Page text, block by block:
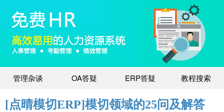
管理杂谈 OA答疑 ERP答疑 教程搜索
[点晴模切ERP]模切领域的25问及解答